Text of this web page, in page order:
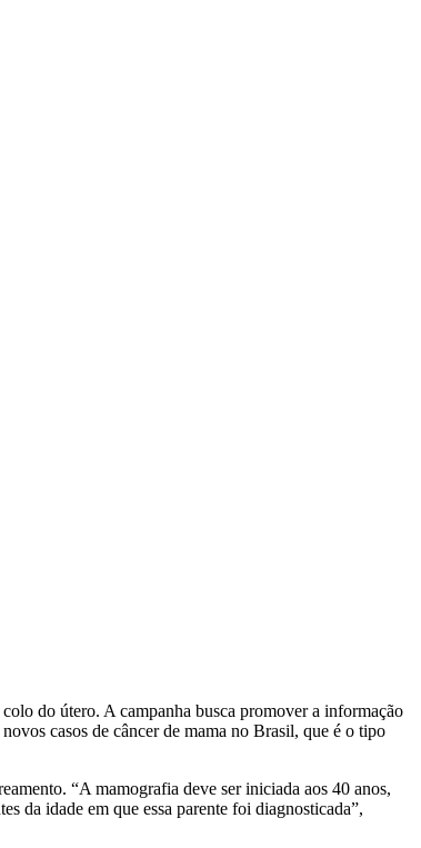
do útero. A campanha busca promover a informação
casos de câncer de mama no Brasil, que é o tipo
“A mamografia deve ser iniciada aos 40 anos,
da idade em que essa parente foi diagnosticada”,